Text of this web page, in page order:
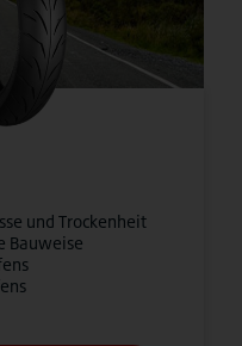
und Trockenheit
Bauweise